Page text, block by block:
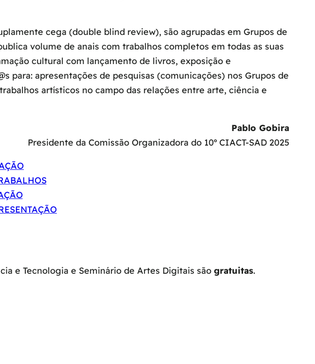
cega (double blind review), são agrupadas em Grupos de
volume de anais com trabalhos completos em todas as suas
cultural com lançamento de livros, exposição e
para: apresentações de pesquisas (comunicações) nos Grupos de
artísticos no campo das relações entre arte, ciência e
Pablo Gobira
Presidente da Comissão Organizadora do 10º CIACT-SAD 2025
e Tecnologia e Seminário de Artes Digitais são gratuitas.